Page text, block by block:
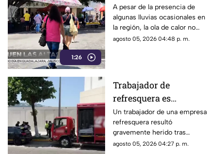
1:26
Guerrero por efecto de
la canícula
A pesar de la presencia de
algunas lluvias ocasionales en
la región, la ola de calor no
cede en el estado de Guerrero.
agosto 05, 2026 04:48 p. m.
Trabajador de
refresquera es
atropellado en la
Costera Miguel Alemán
Un trabajador de una empresa
refresquera resultó
gravemente herido tras
resbalar de su camión y ser
agosto 05, 2026 04:27 p. m.